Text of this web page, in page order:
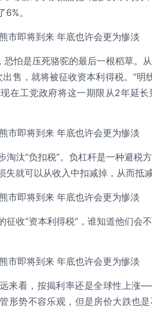
。
恐怕是压死骆驼的最后一根稻草。
售，就将被征收资本利得税。“明
在工党政府将这一期限从2年延长
淘汰“负扣税”。负杠杆是一种避税
就可以从收入中扣减掉，从而抵
征收“资本利得税”，谁知道他们会
来看，按揭利率还是全球性上涨
形势不容乐观，但是房价大跌也